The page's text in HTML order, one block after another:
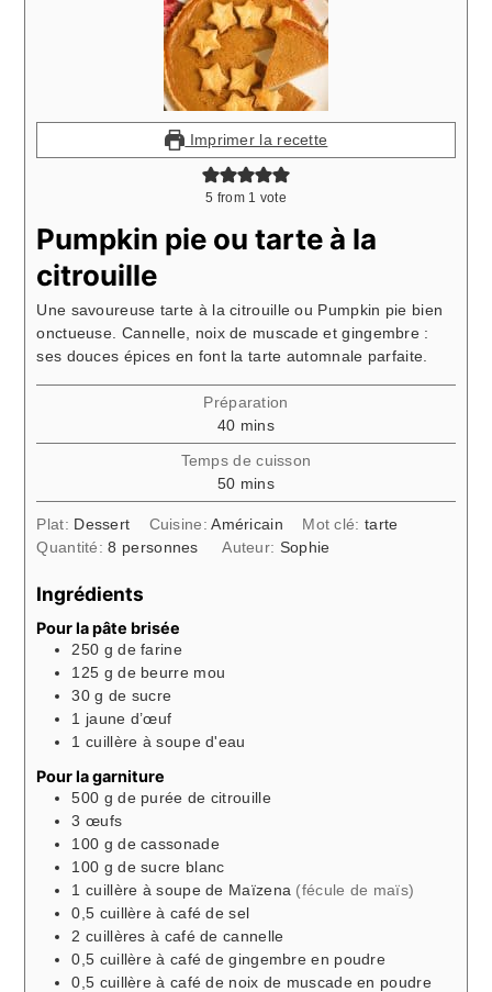
Imprimer la recette
5 from 1 vote
Pumpkin pie ou tarte à la
citrouille
Une savoureuse tarte à la citrouille ou Pumpkin pie bien
onctueuse. Cannelle, noix de muscade et gingembre :
ses douces épices en font la tarte automnale parfaite.
Préparation
40minutes
mins
Temps de cuisson
50minutes
mins
Plat: Dessert Cuisine:Américain Mot clé: tarte
Quantité:8 personnes Auteur: Sophie
Ingrédients
Pour la pâte brisée
250 g de farine
125 g de beurre mou
30 g de sucre
1 jaune d’œuf
1 cuillère à soupe d'eau
Pour la garniture
500 g de purée de citrouille
3 œufs
100 g de cassonade
100 g de sucre blanc
1 cuillère à soupe de Maïzena (fécule de maïs)
0,5 cuillère à café de sel
2 cuillères à café de cannelle
0,5 cuillère à café de gingembre en poudre
0,5 cuillère à café de noix de muscade en poudre